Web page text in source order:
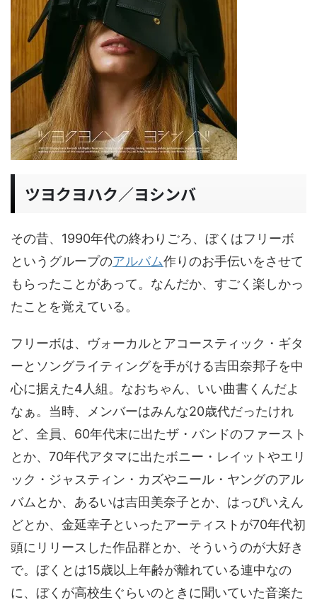
ツヨクヨハク／ヨシンバ
その昔、1990年代の終わりごろ、ぼくはフリーボ
というグループのアルバム作りのお手伝いをさせて
もらったことがあって。なんだか、すごく楽しかっ
たことを覚えている。
フリーボは、ヴォーカルとアコースティック・ギタ
ーとソングライティングを手がける吉田奈邦子を中
心に据えた4人組。なおちゃん、いい曲書くんだよ
なぁ。当時、メンバーはみんな20歳代だったけれ
ど、全員、60年代末に出たザ・バンドのファースト
とか、70年代アタマに出たボニー・レイットやエリ
ック・ジャスティン・カズやニール・ヤングのアル
バムとか、あるいは吉田美奈子とか、はっぴいえん
どとか、金延幸子といったアーティストが70年代初
頭にリリースした作品群とか、そういうのが大好き
で。ぼくとは15歳以上年齢が離れている連中なの
に、ぼくが高校生ぐらいのときに聞いていた音楽た